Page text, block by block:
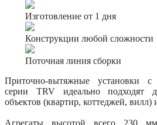
Изготовление от 1 дня
Конструкции любой сложности
Поточная линия сборки
Приточно-вытяжные установки с
серии TRV идеально подходят
объектов (квартир, коттеджей, вилл)